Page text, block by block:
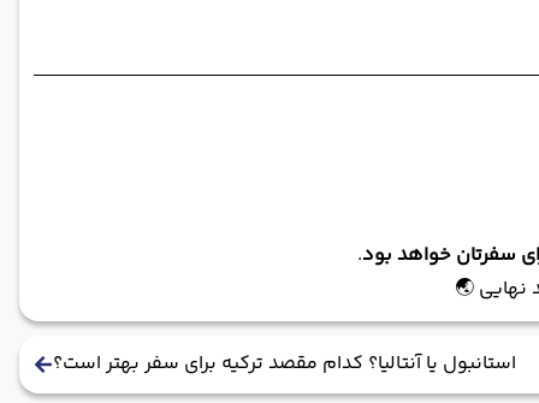
.
نهایی 🌏
استانبول یا آنتالیا؟ کدام مقصد ترکیه برای سفر بهتر است؟